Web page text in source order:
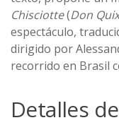
Chisciotte(Don
espectáculo,
dirigido por
recorrido en Brasil
Detalles